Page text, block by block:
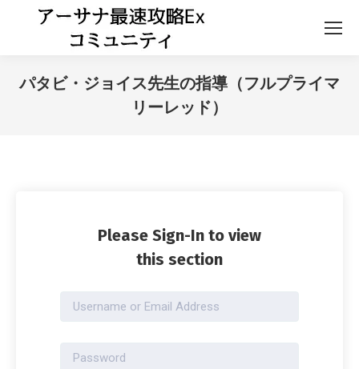
パタビ・ジョイス先生の指導（フルプライマ
リーレッド）
Please Sign-In to view
this section